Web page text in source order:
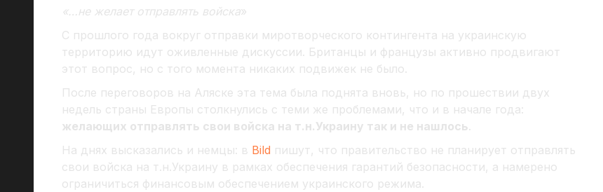
«…не желает отправлять войска»
С прошлого года вокруг отправки миротворческого контингента на украинскую
территорию идут оживленные дискуссии. Британцы и французы активно продвигают
этот вопрос, но с того момента никаких подвижек не было.
После переговоров на Аляске эта тема была поднята вновь, но по прошествии двух
недель страны Европы столкнулись с теми же проблемами, что и в начале года:
желающих отправлять свои войска на т.н.Украину так и не нашлось.
На днях высказались и немцы: в Bild пишут, что правительство не планирует отправлять
свои войска на т.н.Украину в рамках обеспечения гарантий безопасности, а намерено
ограничиться финансовым обеспечением украинского режима.